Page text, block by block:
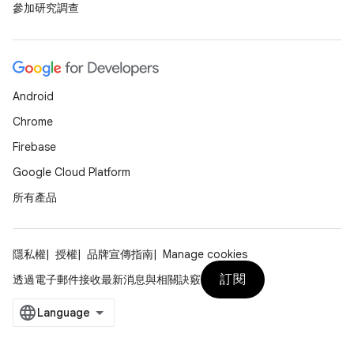
參加研究調查
Android
Chrome
Firebase
Google Cloud Platform
所有產品
隱私權 授權 品牌宣傳指南
Manage cookies
透過電子郵件接收最新消息與相關訣竅
訂閱